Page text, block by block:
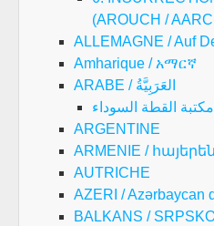
(AROUCH /
ALLEMAGNE / Auf
Amharique / አማርኛ
ARABE / العَرَبِيَّةُ
ARGENTINE
ARMENIE /
AUTRICHE
AZERI / Azərbaycan
BALKANS /